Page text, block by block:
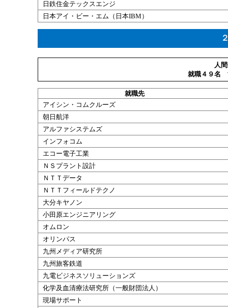
日鉄住金テックスエンジ
日本アイ・ビー・エム（ 日本IBM）
人
就職４９名
就職先
アイシン・コムクルーズ
朝日航洋
アルファシステムズ
インフォコム
エコー電子工業
ＮＳプラント 設計
ＮＴＴデータ
ＮＴＴフィールドテクノ
大分キヤノン
小田原エンジニアリング
オムロン
オリンパス
九州 メディア研究所
九州旅客鉄道
九電ビジネスソリューションズ
化学及血清療法研究所（一般財団法人）
現場サポート